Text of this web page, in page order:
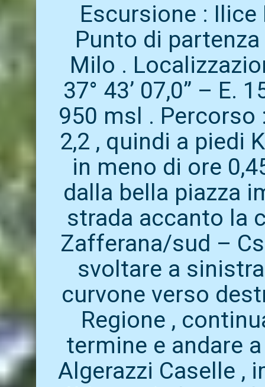
Escursione : Ilice
Punto di partenza
Milo .
37° 43’ 07,0’’ – E.
950 msl . Percorso
2,2 , quindi a piedi
in meno di ore
dalla bella piazza
strada accanto la
Zafferana/sud –
svoltare a
curvone verso
Regione ,
termine e andare
Algerazzi Caselle ,